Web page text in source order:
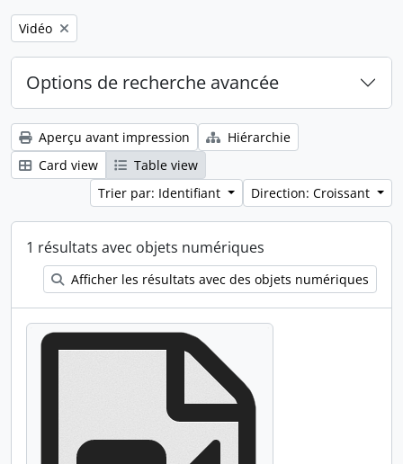
Remove filter:
Vidéo
Options de recherche avancée
Aperçu avant impression
Hiérarchie
Card view
Table view
Trier par: Identifiant
Direction: Croissant
1 résultats avec objets numériques
Afficher les résultats avec des objets numériques